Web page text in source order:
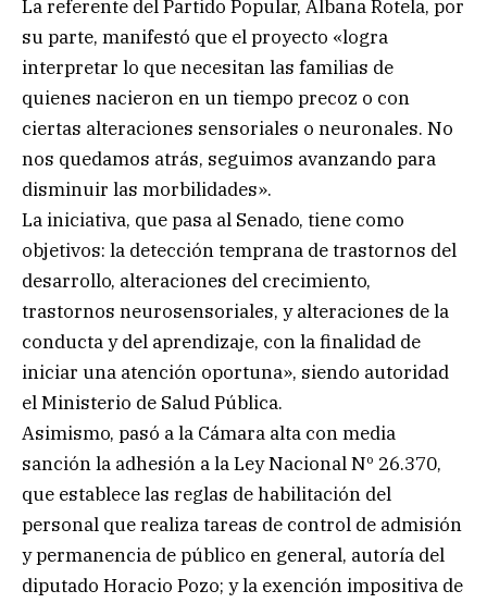
La referente del Partido Popular, Albana Rotela, por
su parte, manifestó que el proyecto «logra
interpretar lo que necesitan las familias de
quienes nacieron en un tiempo precoz o con
ciertas alteraciones sensoriales o neuronales. No
nos quedamos atrás, seguimos avanzando para
disminuir las morbilidades».
La iniciativa, que pasa al Senado, tiene como
objetivos: la detección temprana de trastornos del
desarrollo, alteraciones del crecimiento,
trastornos neurosensoriales, y alteraciones de la
conducta y del aprendizaje, con la finalidad de
iniciar una atención oportuna», siendo autoridad
el Ministerio de Salud Pública.
Asimismo, pasó a la Cámara alta con media
sanción la adhesión a la Ley Nacional Nº 26.370,
que establece las reglas de habilitación del
personal que realiza tareas de control de admisión
y permanencia de público en general, autoría del
diputado Horacio Pozo; y la exención impositiva de